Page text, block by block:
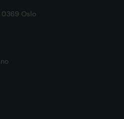
0369 Oslo